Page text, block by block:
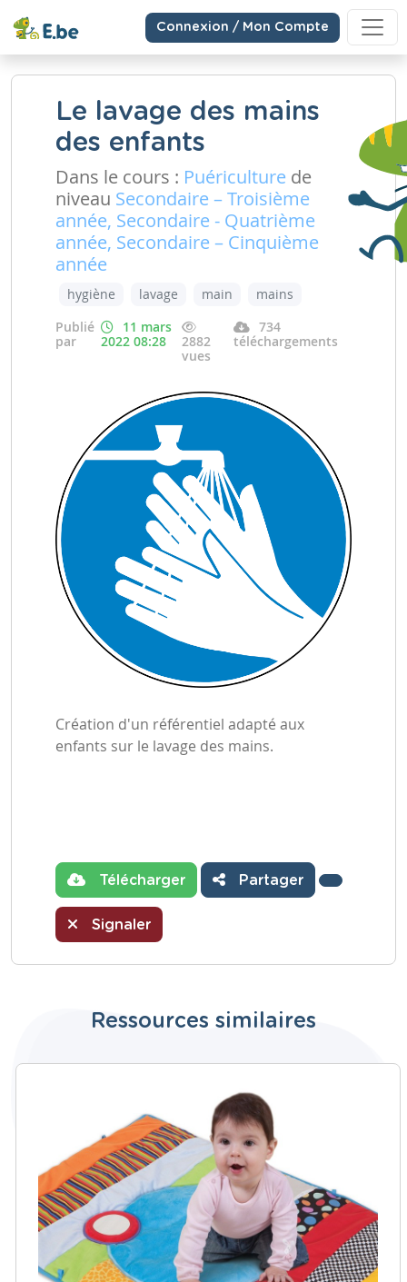
Connexion / Mon Compte
Le lavage des mains
des enfants
Dans le cours : Puériculture de
niveau Secondaire – Troisième
année, Secondaire - Quatrième
année, Secondaire – Cinquième
année
hygiène lavage main
mains
Publié
par
11 mars
2022 08:28
2882
vues
734
téléchargements
Création d'un référentiel adapté aux
enfants sur le lavage des mains.
Télécharger Partager
Signaler
Ressources similaires